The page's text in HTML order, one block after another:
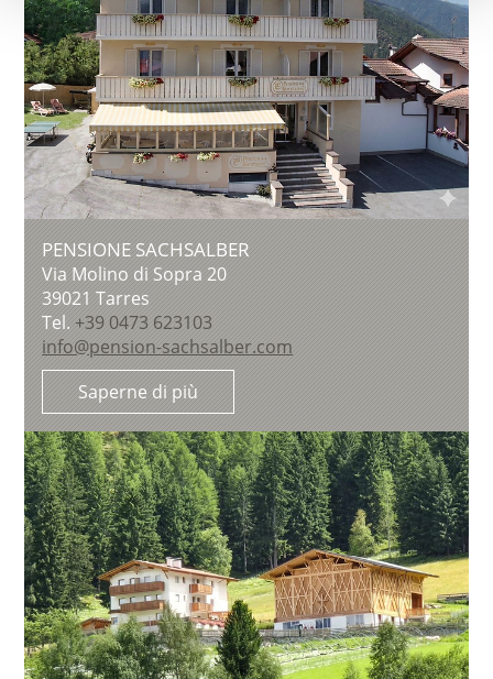
PENSIONE SACHSALBER
Via Molino di Sopra 20
39021 Tarres
Tel.+39 0473 623103
info@pension-sachsalber.com
Saperne di più